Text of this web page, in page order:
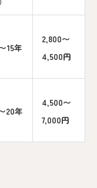
15年
2,800〜
4,500円
20年
4,500〜
7,000円